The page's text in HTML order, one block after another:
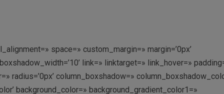
space=» custom_margin=» margin=’0px’
link=» linktarget=» link_hover=»
radius=’0px’ column_boxshadow=»
background_color=» background_gradient_color1=»